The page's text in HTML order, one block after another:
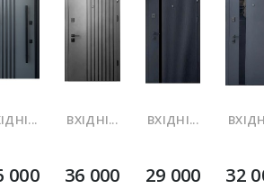
000
ВХІДНІ...
36 000
ВХІДНІ...
29 000 32